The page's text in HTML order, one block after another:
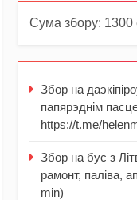
Сума збору: 1300
Збор на
папярэднім
https://t.me/
Збор на бус з
рамонт, паліва,
min)